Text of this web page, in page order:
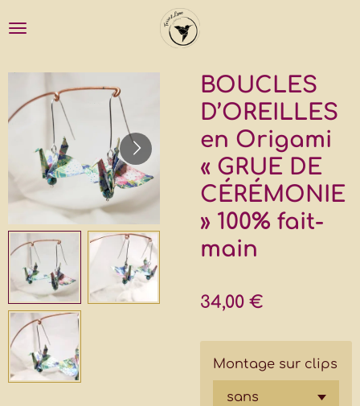
au
principal
BOUCLES
D’OREILLES
en Origami
« GRUE DE
CÉRÉMONIE
» 100% fait-
main
34,00 €
Montage sur clips